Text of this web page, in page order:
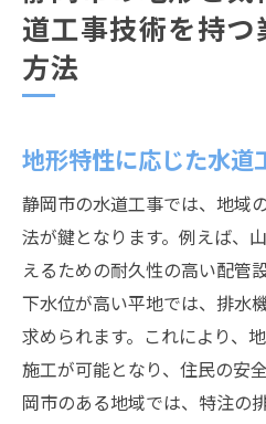
道工事技術を持つ
方法
地形特性に応じた水道
静岡市の水道工事では、地域
法が鍵となります。例えば、
えるための耐久性の高い配管
下水位が高い平地では、排水
求められます。これにより、
施工が可能となり、住民の安
岡市のある地域では、特注の